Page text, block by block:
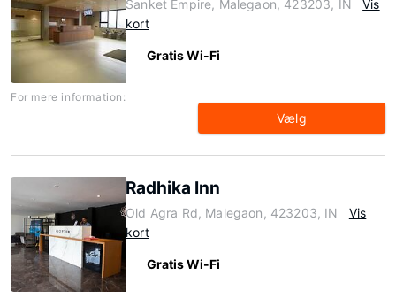
Sanket Empire, Malegaon, 423203, IN
Vis
kort
Gratis Wi-Fi
For mere information:
Vælg
Radhika Inn
Old Agra Rd, Malegaon, 423203, IN
Vis
kort
Gratis Wi-Fi